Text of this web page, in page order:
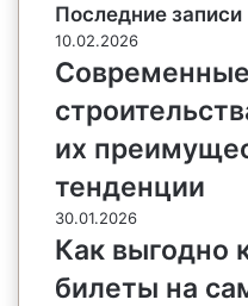
Последние записи
10.02.2026
их
тенденции
30.01.2026
Как выгодно
билеты на